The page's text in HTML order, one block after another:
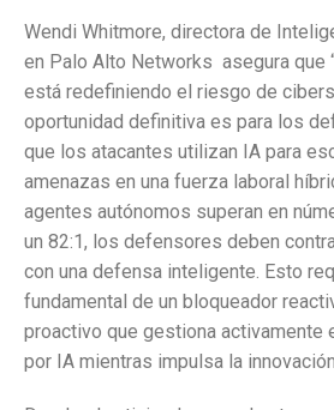
Wendi Whitmore, directora de
en Palo Alto Networks asegura que
está redefiniendo el riesgo de
oportunidad definitiva es para los
que los atacantes utilizan IA para
amenazas en una fuerza laboral
agentes autónomos superan en
un 82:1, los defensores deben
con una defensa inteligente. Esto
fundamental de un bloqueador
proactivo que gestiona activamente
por IA mientras impulsa la